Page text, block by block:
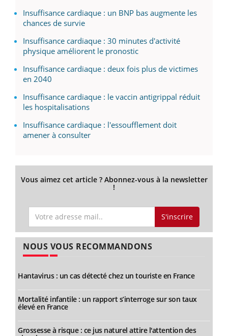
Insuffisance cardiaque : un BNP bas augmente les
chances de survie
Insuffisance cardiaque : 30 minutes d'activité
physique améliorent le pronostic
Insuffisance cardiaque : deux fois plus de victimes
en 2040
Insuffisance cardiaque : le vaccin antigrippal réduit
les hospitalisations
Insuffisance cardiaque : l'essoufflement doit
amener à consulter
Vous aimez cet article ? Abonnez-vous à la newsletter
!
S'inscrire
NOUS VOUS RECOMMANDONS
Hantavirus : un cas détecté chez un touriste en France
Mortalité infantile : un rapport s’interroge sur son taux
élevé en France
Grossesse à risque : ce jus naturel attire l'attention des